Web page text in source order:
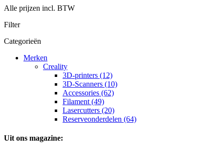
Alle prijzen incl. BTW
Filter
Categorieën
Merken
Creality
3D-printers (12)
3D-Scanners (10)
Accessories (62)
Filament (49)
Lasercutters (20)
Reserveonderdelen (64)
Uit ons magazine: